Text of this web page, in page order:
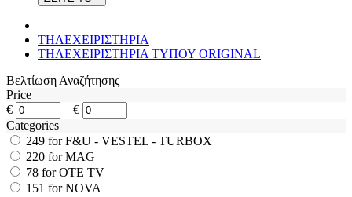
ΤΗΛΕΧΕΙΡΙΣΤΗΡΙΑ
ΤΗΛΕΧΕΙΡΙΣΤΗΡΙΑ ΤΥΠΟΥ ORIGINAL
Βελτίωση Αναζήτησης
Price
€
– €
Categories
249 for F&U - VESTEL - TURBOX
220 for MAG
78 for OTE TV
151 for NOVA